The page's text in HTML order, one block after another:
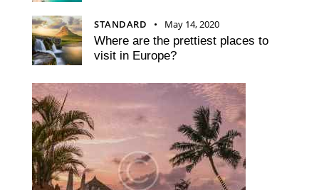
STANDARD May 14, 2020
Where are the prettiest places to
visit in Europe?